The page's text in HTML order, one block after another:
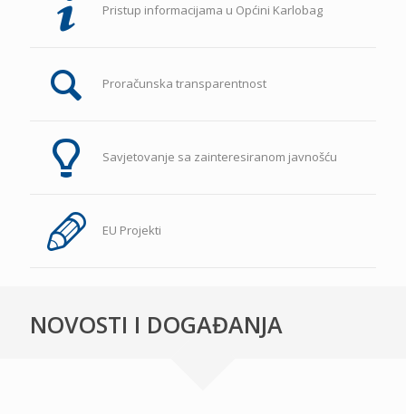
Pristup informacijama u Općini Karlobag
Proračunska transparentnost
Savjetovanje sa zainteresiranom javnošću
EU Projekti
NOVOSTI I DOGAĐANJA